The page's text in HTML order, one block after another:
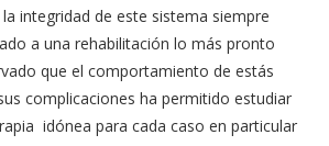
integridad de este sistema siempre
a una rehabilitación lo más pronto
que el comportamiento de estás
complicaciones ha permitido estudiar
idónea para cada caso en particular